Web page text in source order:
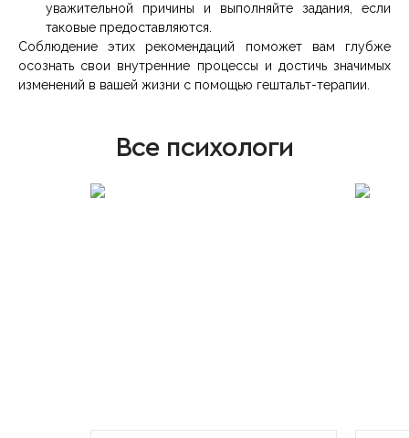
уважительной причины и выполняйте задания, если
таковые предоставляются.
Соблюдение этих рекомендаций поможет вам глубже
осознать свои внутренние процессы и достичь значимых
изменений в вашей жизни с помощью гештальт-терапии.
Все психологи